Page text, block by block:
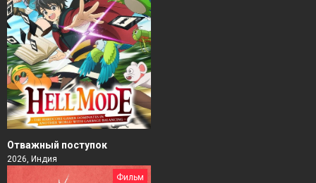
Отважный поступок
2026, Индия
Фильм